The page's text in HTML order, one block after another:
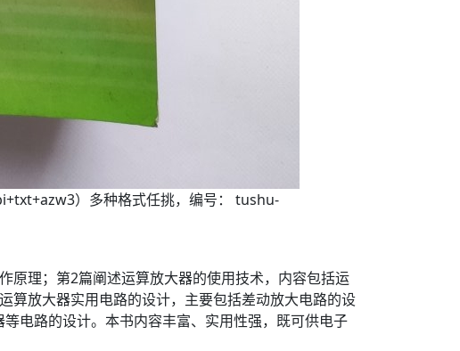
）多种格式任挑，编号： tushu-
原理；第2篇阐述运算放大器的使用技术，内容包括运
算放大器实用电路的设计，主要包括差动放大电路的设
电路的设计。本书内容丰富、实用性强，既可供电子